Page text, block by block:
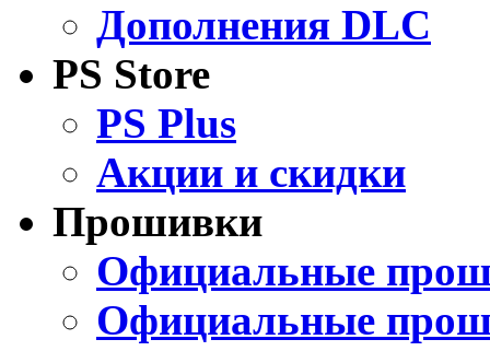
Дополнения DLC
PS Store
PS Plus
Акции и скидки
Прошивки
Официальные
Официальные